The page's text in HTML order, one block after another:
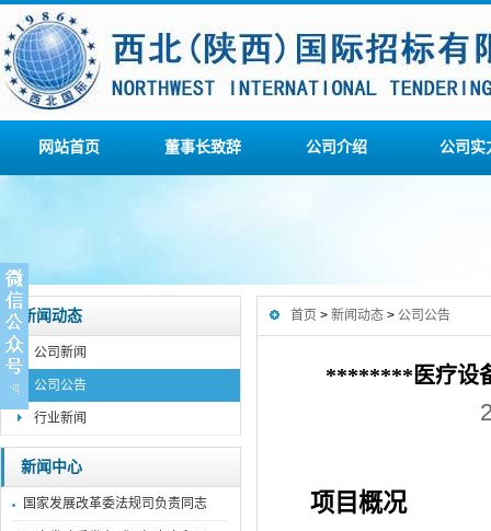
网站首页 董事长致辞 公司介绍 公司实
新闻动态
公司新闻
公司公告
行业新闻
新闻中心
国家发展改革委法规司负责同志
首页 > 新闻动态 > 公司公告
********医疗设
项目概况